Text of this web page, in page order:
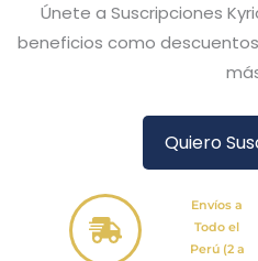
Únete a Suscripciones
beneficios como
Quiero
Envíos a
Todo el
Perú (2 a